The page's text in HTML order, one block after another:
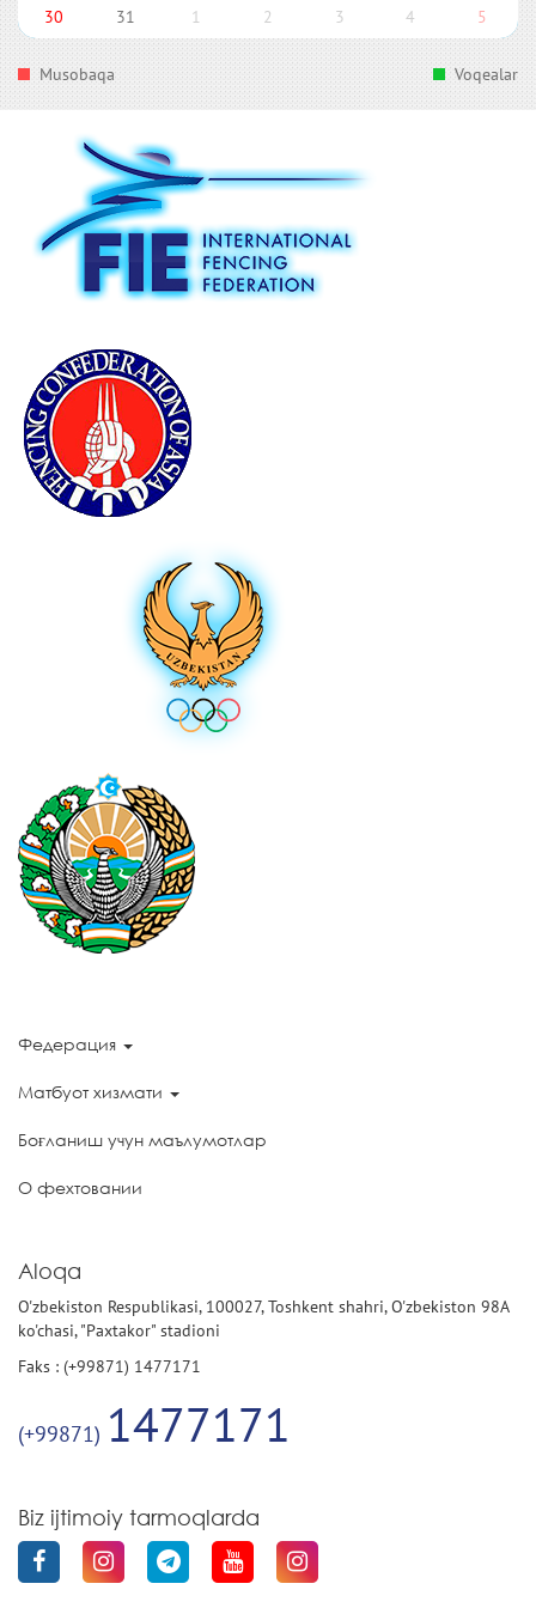
30
31 1 2 3 4 5
Musobaqa Voqealar
Федерация
Матбуот хизмати
Боғланиш учун маълумотлар
О фехтовании
Aloqa
O'zbekiston Respublikasi, 100027, Toshkent shahri, O'zbekiston 98A
ko'chasi, "Paxtakor" stadioni
Faks : (+99871) 1477171
(+99871) 1477171
Biz ijtimoiy tarmoqlarda